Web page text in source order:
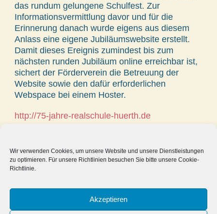
Wir verwenden Cookies, um unsere Website und unsere Dienstleistungen
zu optimieren. Für unsere Richtlinien besuchen Sie bitte unsere Cookie-
Richtlinie.
Akzeptieren
das rundum gelungene Schulfest. Zur
Informationsvermittlung davor und für die
Erinnerung danach wurde eigens aus diesem
Anlass eine eigene Jubiläumswebsite erstellt.
Damit dieses Ereignis zumindest bis zum
nächsten runden Jubiläum online erreichbar ist,
sichert der Förderverein die Betreuung der
Website sowie den dafür erforderlichen
Webspace bei einem Hoster.
http://75-jahre-realschule-huerth.de
der Geschichte der Schule als auch in der
Galerie zum Schulfest.